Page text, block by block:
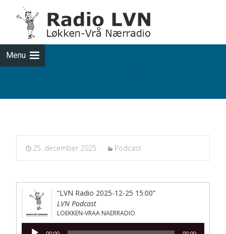
Menu
Podcasts fra 2025-12-25
25. december 2025 Podcast
“LVN Radio 2025-12-25 15:00”
LVN Podcast
LOEKKEN-VRAA NAERRADIO
Lydafspiller